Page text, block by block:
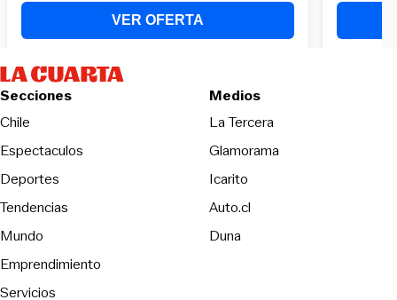
Secciones
Chile
Espectaculos
Deportes
Tendencias
Mundo
Emprendimiento
Servicios
Medios
La Tercera
Glamorama
Icarito
Auto.cl
Duna